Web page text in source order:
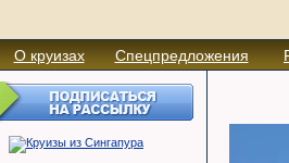
О круизах Спецпредложения